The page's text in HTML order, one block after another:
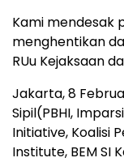
Kami mendesak
menghentikan
RUu Kejaksaan
Jakarta, 8
Sipil(PBHI,
Initiative, Koalisi
Institute, BEM SI